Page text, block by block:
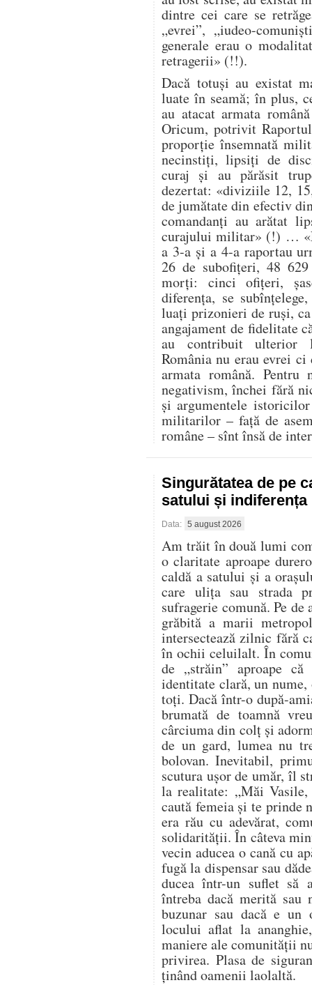
dintre cei care se
„evrei”, „iudeo-
generale erau o
retragerii» (!!).
Dacă totuși au existat
luate în seamă; în plus,
au atacat armata
Oricum, potrivit
proporție însemnată
necinstiți, lipsiți de
curaj și au părăsit
dezertat: «diviziile 12,
de jumătate din efectiv
comandanți au arătat
curajului militar» (!) …
a 3-a și a 4-a raportau
26 de subofițeri, 48
morți: cinci ofițeri,
diferența, se
luați prizonieri de ruși,
angajament de fidelitate
au contribuit ulterior
România nu erau evrei
armata română.
negativism, închei fără
și argumentele
militarilor – față de
române – sînt însă de
Singurătatea de pe
satului și
Data: 5 august 2026
Am trăit în două lumi
o claritate aproape
caldă a satului și a
care ulița sau strada
sufragerie comună. Pe
grăbită a marii
intersectează zilnic fără
în ochii celuilalt. În
de „străin” aproape
identitate clară, un
toți. Dacă într-o după-
brumată de toamnă
cârciuma din colț și
de un gard, lumea nu
bolovan. Inevitabil,
scutura ușor de umăr, îl
la realitate: „Măi
caută femeia și te prinde
era rău cu adevărat,
solidarității. În câteva
vecin aducea o cană cu
fugă la dispensar sau
ducea într-un suflet să
întreba dacă merită
buzunar sau dacă e
locului aflat la
maniere ale comunității
privirea. Plasa de
ținând oamenii laolaltă.